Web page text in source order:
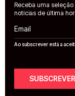
Receba uma
notícias de última
Email
Ao subscrever está a
SUBSCREVER